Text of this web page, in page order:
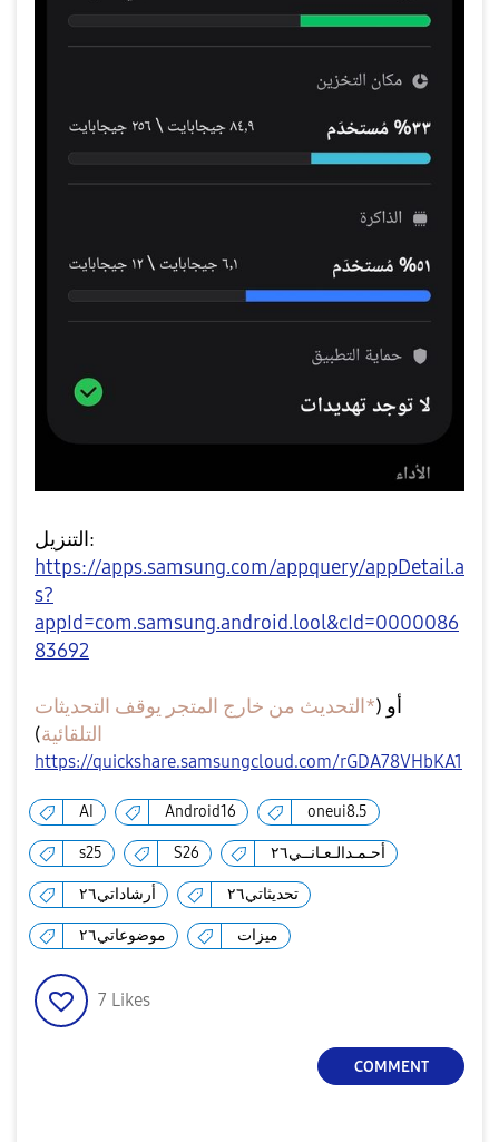
التنزيل:
https://apps.samsung.com/appquery/appDetail.a
s?
appId=com.samsung.android.lool&cId=0000086
83692
أو (*التحديث من خارج المتجر يوقف التحديثات
التلقائية)
https://quickshare.samsungcloud.com/rGDA78VHbKA1
AI Android16 oneui8.5
s25 S26 أحـمـدالـعـانــي٢٦
أرشاداتي٢٦ تحديثاتي٢٦
موضوعاتي٢٦ ميزات
7 Likes
COMMENT